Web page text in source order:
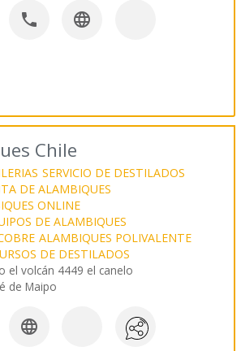
 
Chile
SERVICIO DE DESTILADOS
DE ALAMBIQUES
ONLINE
DE ALAMBIQUES
ALAMBIQUES POLIVALENTE
DE DESTILADOS
el volcán 4449 el canelo
de Maipo
